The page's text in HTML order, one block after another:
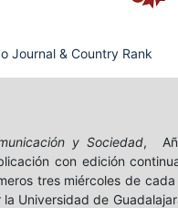
y Sociedad,
con edición
tres miércoles de
la Universidad de